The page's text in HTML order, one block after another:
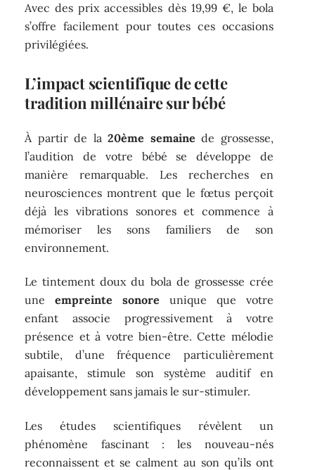
Avec des prix accessibles dès 19,99 €, le bola
s’offre facilement pour toutes ces occasions
privilégiées.
L’impact scientifique de cette
tradition millénaire sur bébé
À partir de la20ème semaine de grossesse,
l’audition de votre bébé se développe de
manière remarquable. Les recherches en
neurosciences montrent que le fœtus perçoit
déjà les vibrations sonores et commence à
mémoriser les sons familiers de son
environnement.
Le tintement doux du bola de grossesse crée
uneempreinte sonore unique que votre
enfant associe progressivement à votre
présence et à votre bien-être. Cette mélodie
subtile, d’une fréquence particulièrement
apaisante, stimule son système auditif en
développement sans jamais le sur-stimuler.
Les études scientifiques révèlent un
phénomène fascinant : les nouveau-nés
reconnaissent et se calment au son qu’ils ont